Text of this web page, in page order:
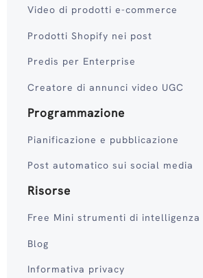
Video di prodotti e-commerce
Prodotti Shopify nei post
Predis per Enterprise
Creatore di annunci video UGC
Programmazione
Pianificazione e pubblicazione
Post automatico sui social media
Risorse
Free Mini strumenti di
Blog
Informativa privacy